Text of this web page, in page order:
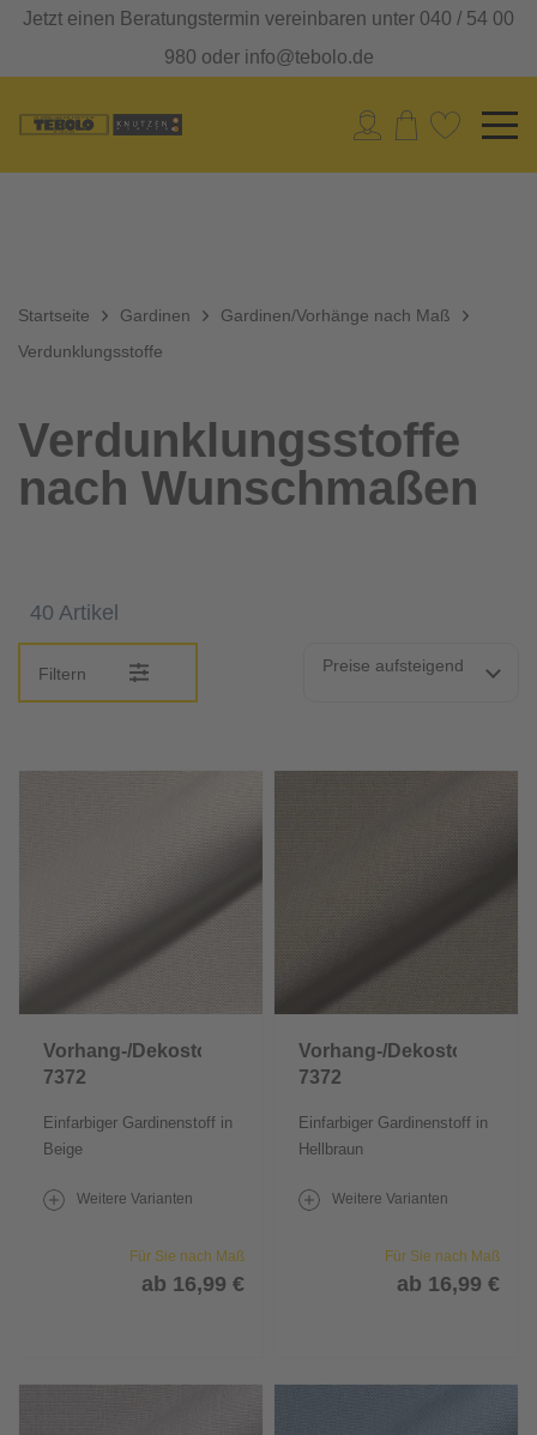
Jetzt einen Beratungstermin vereinbaren unter 040 / 54 00
980 oder info@tebolo.de
Startseite Gardinen
Gardinen/Vorhänge nach Maß
Verdunklungsstoffe
Verdunklungsstoffe
nach Wunschmaßen
40 Artikel
Filtern Preise aufsteigend
Vorhang-/Dekostoff
7372
Einfarbiger Gardinenstoff in
Beige
Weitere Varianten
Für Sie nach Maß
ab 16,99 €
Vorhang-/Dekostoff
7372
Einfarbiger Gardinenstoff in
Hellbraun
Weitere Varianten
Für Sie nach Maß
ab 16,99 €